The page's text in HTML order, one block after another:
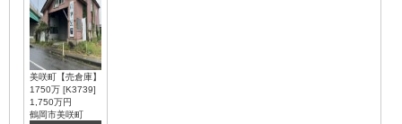
美咲町【売倉庫】
1750万 [K3739]
1,750万円
鶴岡市美咲町